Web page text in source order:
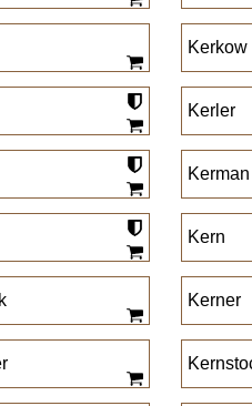
Kerkow
Kerler
Kerman
Kern
Kerner